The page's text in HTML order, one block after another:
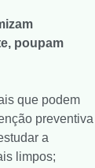
poupam
que podem
preventiva
a
limpos;